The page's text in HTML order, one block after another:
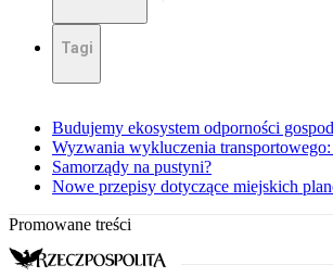
Tagi
Budujemy ekosystem odporności
Wyzwania wykluczenia
Samorządy na pustyni?
Nowe przepisy dotyczące miejskich
Promowane treści